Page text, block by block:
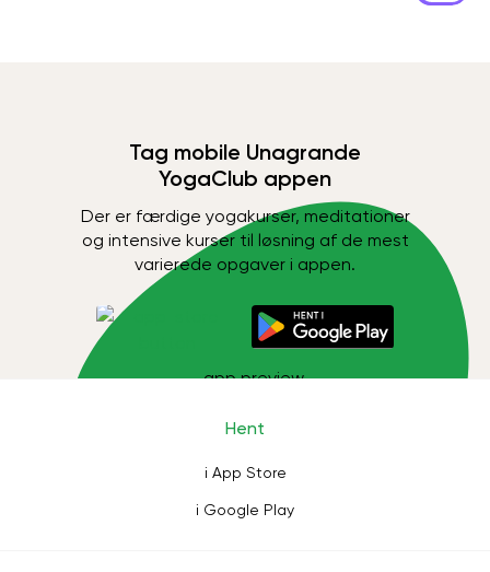
Tag mobile Unagrande
YogaClub appen
Der er færdige yogakurser, meditationer
og intensive kurser til løsning af de mest
varierede opgaver i appen.
Hent
i App Store
i Google Play